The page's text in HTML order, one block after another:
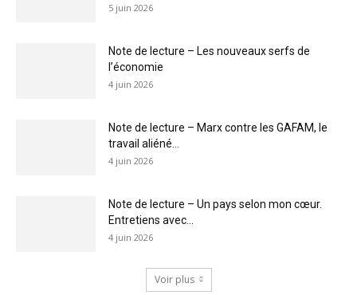
5 juin 2026
Note de lecture – Les nouveaux serfs de
l’économie
4 juin 2026
Note de lecture – Marx contre les GAFAM, le
travail aliéné...
4 juin 2026
Note de lecture – Un pays selon mon cœur.
Entretiens avec...
4 juin 2026
Voir plus